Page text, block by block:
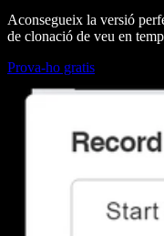
Aconsegueix la versió
de clonació de veu en
Prova-ho gratis